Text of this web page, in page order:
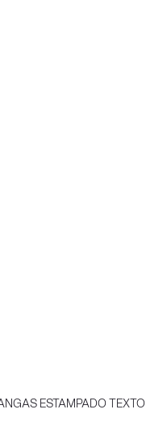
ESTAMPADO TEXTO